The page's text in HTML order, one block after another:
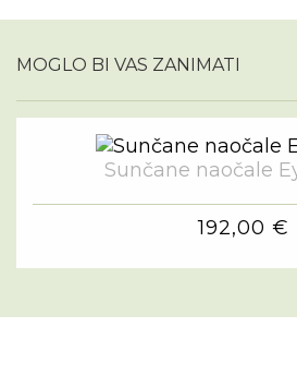
MOGLO BI VAS ZANIMATI
Sunčane naočale
192,00 €